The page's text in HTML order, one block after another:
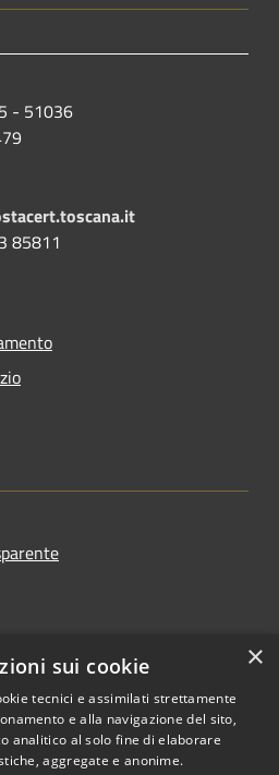
- 51036
85811
Copyright © 2026 • Comune di
×
sui cookie
tecnici e assimilati strettamente
e alla navigazione del sito,
analitico al solo fine di elaborare
aggregate e anonime.